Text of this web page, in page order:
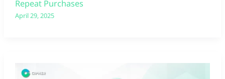
Repeat Purchases
April 29, 2025